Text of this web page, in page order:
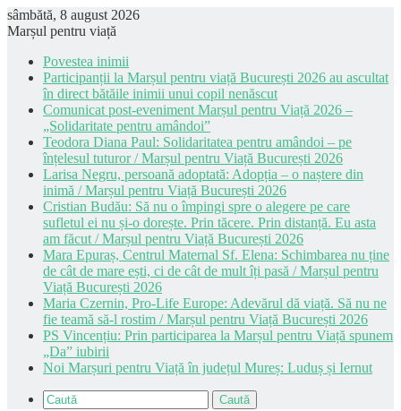
sâmbătă, 8 august 2026
Marșul pentru viață
Povestea inimii
Participanții la Marșul pentru viață București 2026 au ascultat
în direct bătăile inimii unui copil nenăscut
Comunicat post-eveniment Marșul pentru Viață 2026 –
„Solidaritate pentru amândoi”
Teodora Diana Paul: Solidaritatea pentru amândoi – pe
înțelesul tuturor / Marșul pentru Viață București 2026
Larisa Negru, persoană adoptată: Adopția – o naștere din
inimă / Marșul pentru Viață București 2026
Cristian Budău: Să nu o împingi spre o alegere pe care
sufletul ei nu și-o dorește. Prin tăcere. Prin distanță. Eu asta
am făcut / Marșul pentru Viață București 2026
Mara Epuraș, Centrul Maternal Sf. Elena: Schimbarea nu ține
de cât de mare ești, ci de cât de mult îți pasă / Marșul pentru
Viață București 2026
Maria Czernin, Pro-Life Europe: Adevărul dă viață. Să nu ne
fie teamă să-l rostim / Marșul pentru Viață București 2026
PS Vincențiu: Prin participarea la Marșul pentru Viață spunem
„Da” iubirii
Noi Marșuri pentru Viață în județul Mureș: Luduș și Iernut
Caută